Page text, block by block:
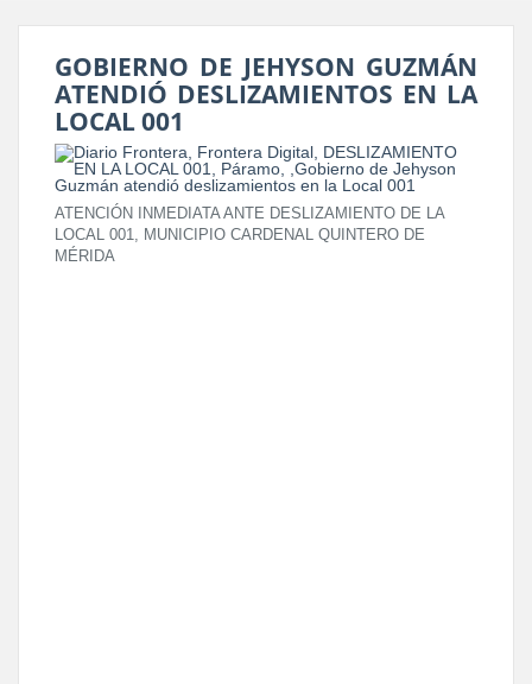
GOBIERNO DE JEHYSON GUZMÁN
ATENDIÓ DESLIZAMIENTOS EN LA
LOCAL 001
ATENCIÓN INMEDIATA ANTE DESLIZAMIENTO DE LA
LOCAL 001, MUNICIPIO CARDENAL QUINTERO DE
MÉRIDA